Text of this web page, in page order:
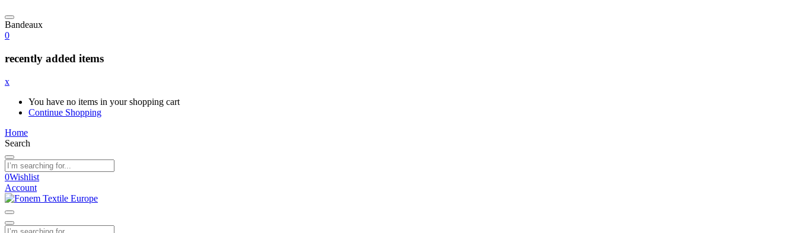
Bandeaux
0
recently added items
x
You have no items in your shopping cart
Continue Shopping
Home
Search
0Wishlist
Account